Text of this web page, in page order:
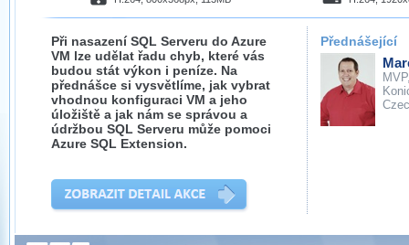
Při nasazení SQL Serveru do Azure
VM lze udělat řadu chyb, které vás
budou stát výkon i peníze. Na
přednášce si vysvětlíme, jak vybrat
vhodnou konfiguraci VM a jeho
úložiště a jak nám se správou a
údržbou SQL Serveru může pomoci
Azure SQL Extension.
Přednášející